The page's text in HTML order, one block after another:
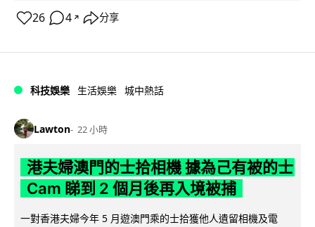
26 4 ↗ 分享
科技娛樂 生活娛樂 城中熱話
Lawton 22 小時
港夫婦澳門的士拾相機 據為己有被的士
Cam 睇到 2 個月後再入境被捕
一對香港夫婦今年 5 月遊澳門乘的士拾獲他人遺留相機及電